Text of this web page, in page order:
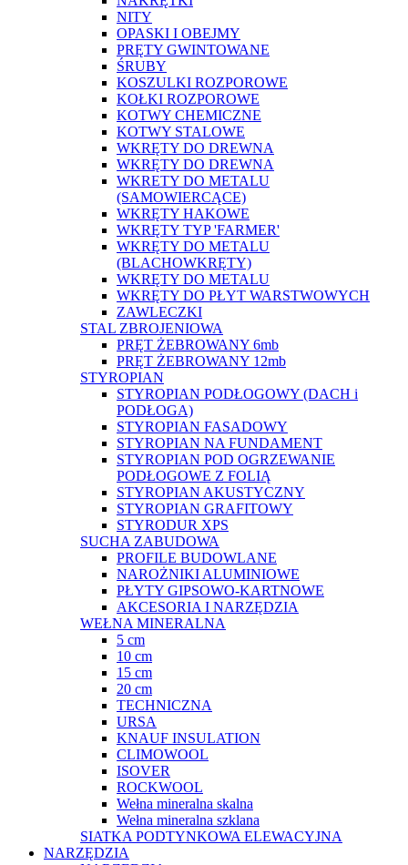
NITY
OPASKI I OBEJMY
PRĘTY GWINTOWANE
ŚRUBY
KOSZULKI ROZPOROWE
KOŁKI ROZPOROWE
KOTWY CHEMICZNE
KOTWY STALOWE
WKRĘTY DO DREWNA
WKRĘTY DO DREWNA
WKRETY DO METALU
(SAMOWIERCĄCE)
WKRĘTY HAKOWE
WKRĘTY TYP 'FARMER'
WKRĘTY DO METALU
(BLACHOWKRĘTY)
WKRĘTY DO METALU
WKRĘTY DO PŁYT WARSTWOWYCH
ZAWLECZKI
STAL ZBROJENIOWA
PRĘT ŻEBROWANY 6mb
PRĘT ŻEBROWANY 12mb
STYROPIAN
STYROPIAN PODŁOGOWY (DACH i
PODŁOGA)
STYROPIAN FASADOWY
STYROPIAN NA FUNDAMENT
STYROPIAN POD OGRZEWANIE
PODŁOGOWE Z FOLIĄ
STYROPIAN AKUSTYCZNY
STYROPIAN GRAFITOWY
STYRODUR XPS
SUCHA ZABUDOWA
PROFILE BUDOWLANE
NAROŻNIKI ALUMINIOWE
PŁYTY GIPSOWO-KARTNOWE
AKCESORIA I NARZĘDZIA
WEŁNA MINERALNA
5 cm
10 cm
15 cm
20 cm
TECHNICZNA
URSA
KNAUF INSULATION
CLIMOWOOL
ISOVER
ROCKWOOL
Wełna mineralna skalna
Wełna mineralna szklana
SIATKA PODTYNKOWA ELEWACYJNA
NARZĘDZIA